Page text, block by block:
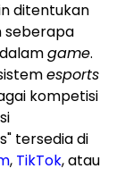
ditentukan
seberapa
game.
esports
kompetisi
tersedia di
, TikTok, atau